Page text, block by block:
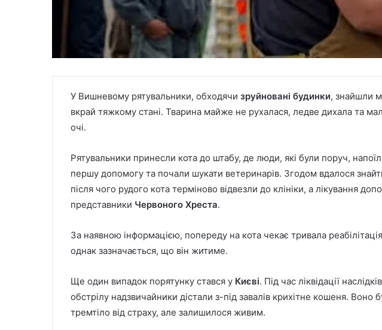
У Вишневому рятувальники, обходячи зруйновані будинки, знайшли
вкрай тяжкому стані. Тварина майже не рухалася, ледве дихала та
очі.
Рятувальники принесли кота до штабу, де люди, які були поруч,
першу допомогу та почали шукати ветеринарів. Згодом вдалося
після чого рудого кота терміново відвезли до клініки, а лікування
представники Червоного Хреста.
За наявною інформацією, попереду на кота чекає тривала
однак зазначається, що він житиме.
Ще один випадок порятунку стався у Києві. Під час ліквідації
обстрілу надзвичайники дістали з-під завалів крихітне кошеня. Воно
тремтіло від страху, але залишилося живим.